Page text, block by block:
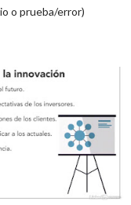
o prueba/error)